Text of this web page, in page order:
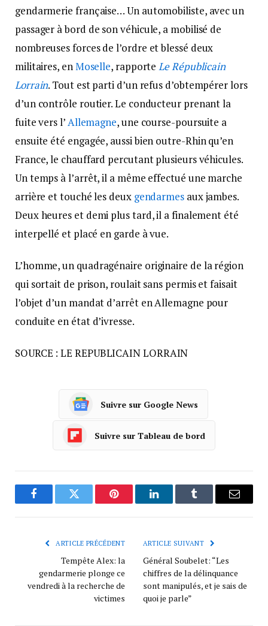
gendarmerie française… Un automobiliste, avec un
passager à bord de son véhicule, a mobilisé de
nombreuses forces de l’ordre et blessé deux
militaires, enMoselle, rapporteLe Républicain
Lorrain. Tout est parti d’un refus d’obtempérer lors
d’un contrôle routier. Le conducteur prenant la
fuite vers l’Allemagne, une course-poursuite a
ensuite été engagée, aussi bien outre-Rhin qu’en
France, le chauffard percutant plusieurs véhicules.
Un temps à l’arrêt, il a même effectué une marche
arrière et touché les deux gendarmesaux jambes.
Deux heures et demi plus tard, il a finalement été
interpellé et placé en garde à vue.
L’homme, un quadragénaire originaire de la région
qui sortait de prison, roulait sans permis et faisait
l’objet d’un mandat d’arrêt en Allemagne pour
conduite en état d’ivresse.
SOURCE : LE REPUBLICAIN LORRAIN
Suivre sur Google News
Suivre sur Tableau de bord
FacebookTwitter Pinterest LinkedInTumblr
ARTICLE PRÉCÉDENT
Tempête Alex: la
gendarmerie plonge ce
vendredi à la recherche de
victimes
ARTICLE SUIVANT
Général Soubelet: “Les
chiffres de la délinquance
sont manipulés, et je sais de
quoi je parle”